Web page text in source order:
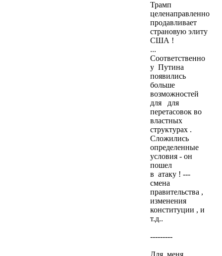
Трамп
целенаправленно
продавливает
страновую элиту
США !
...
Соответственно
у Путина
появились
больше
возможностей
для для
перетасовок во
властных
структурах .
Сложились
определенные
условия - он
пошел
в атаку ! ---
смена
правительства ,
изменения
конституции , и
т.д..
---------
Для меня